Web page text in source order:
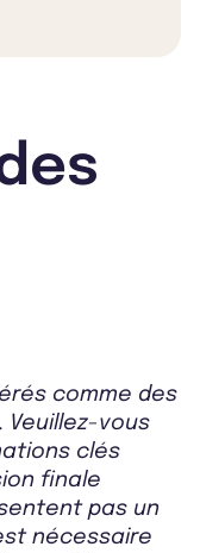
comme des
Veuillez-vous
clés
finale
pas un
nécessaire